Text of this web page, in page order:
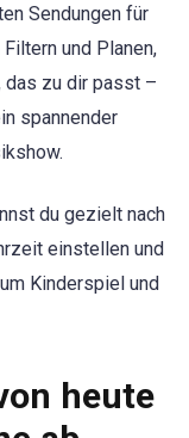
Sendungen für
und Planen,
das zu dir passt –
spannender
du gezielt nach
einstellen und
Kinderspiel und
heute